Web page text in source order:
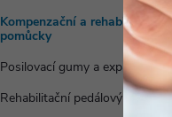
Kompenzační a rehabilitační
pomůcky
Posilovací gumy a expandery
Rehabilitační pedálový trenažér